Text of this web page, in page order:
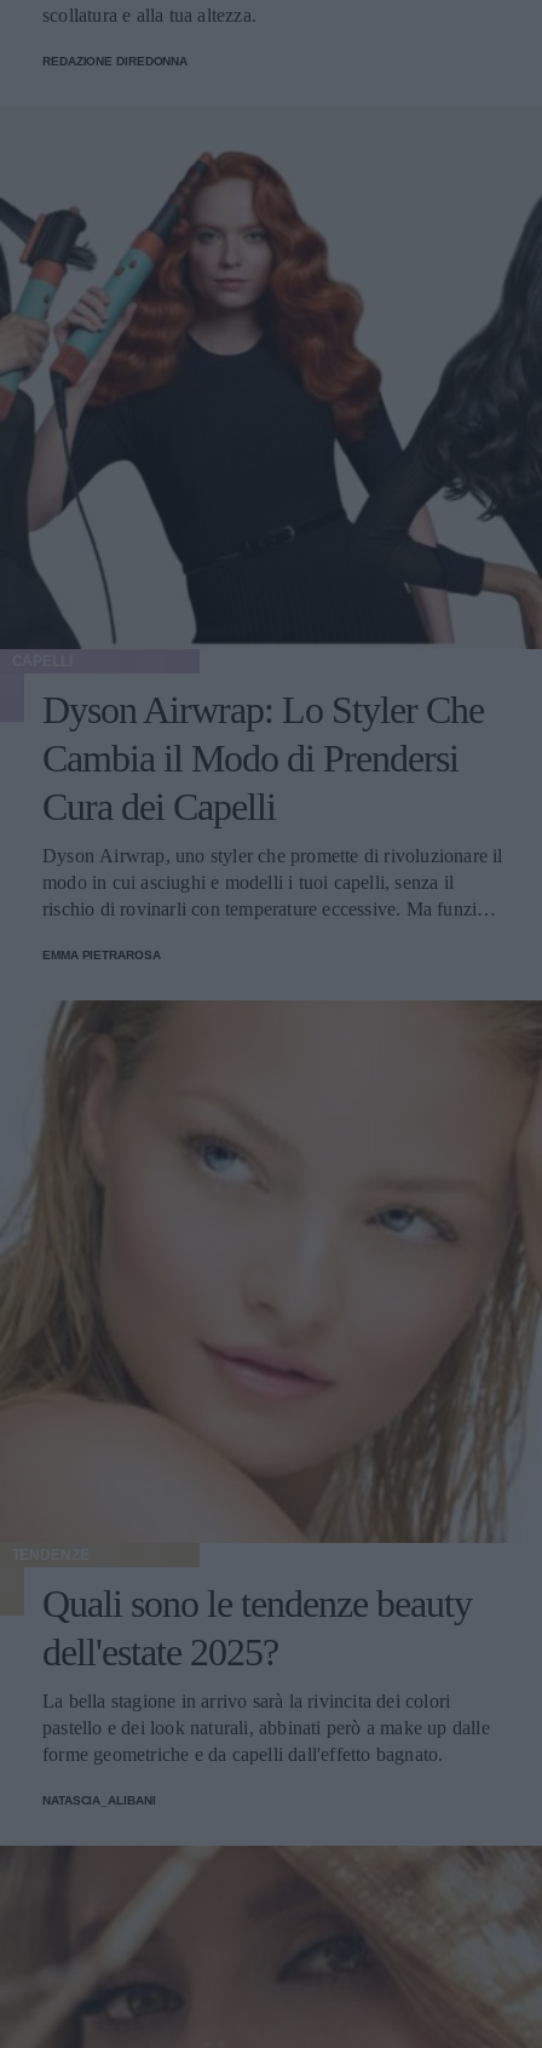
scollatura e alla tua altezza.
REDAZIONE DIREDONNA
Dyson Airwrap: Lo Styler Che
Cambia il Modo di Prendersi
Cura dei Capelli
Dyson Airwrap, uno styler che promette di rivoluzionare il
modo in cui asciughi e modelli i tuoi capelli, senza il
rischio di rovinarli con temperature eccessive. Ma funziona
EMMA PIETRAROSA
TENDENZE
Quali sono le tendenze beauty
dell'estate 2025?
La bella stagione in arrivo sarà la rivincita dei colori
pastello e dei look naturali, abbinati però a make up dalle
forme geometriche e da capelli dall'effetto bagnato.
NATASCIA_ALIBANI